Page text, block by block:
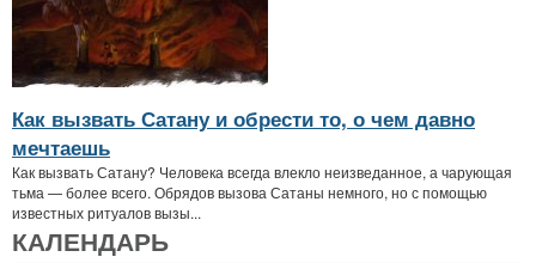
Как вызвать Сатану и обрести то, о чем давно
мечтаешь
Как вызвать Сатану? Человека всегда влекло неизведанное, а чарующая
тьма — более всего. Обрядов вызова Сатаны немного, но с помощью
известных ритуалов вызы...
КАЛЕНДАРЬ